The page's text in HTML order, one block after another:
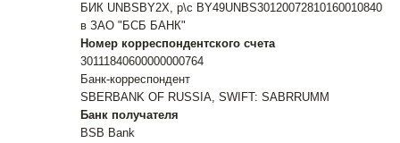
БИК UNBSBY2X, р\с BY49UNBS30120072810160010840
в ЗАО "БСБ БАНК"
Номер корреспондентского счета
30111840600000000764
Банк-корреспондент
SBERBANK OF RUSSIA, SWIFT: SABRRUMM
Банк получателя
BSB Bank